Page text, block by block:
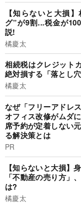
【知らないと大損
グ”が9割...税金が
説!
橘慶太
相続税はクレジット
絶対損する「落とし
橘慶太
なぜ「フリーアドレ
オフィス改修がムダ
席予約が定着しない
る解決策とは
PR
【知らないと大損】
「不動産の売り方」
は?
橘慶太